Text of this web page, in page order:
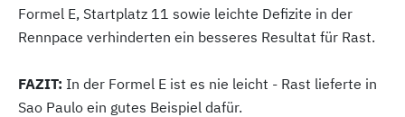
Formel E, Startplatz 11 sowie leichte Defizite in der
Rennpace verhinderten ein besseres Resultat für Rast.
FAZIT: In der Formel E ist es nie leicht - Rast lieferte in
Sao Paulo ein gutes Beispiel dafür.